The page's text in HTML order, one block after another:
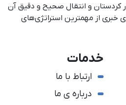
کردستان و انتقال صحیح و دقیق آن
خبری از مهمترین استراتژی‌های
خدمات
ارتباط با ما
درباره ی ما